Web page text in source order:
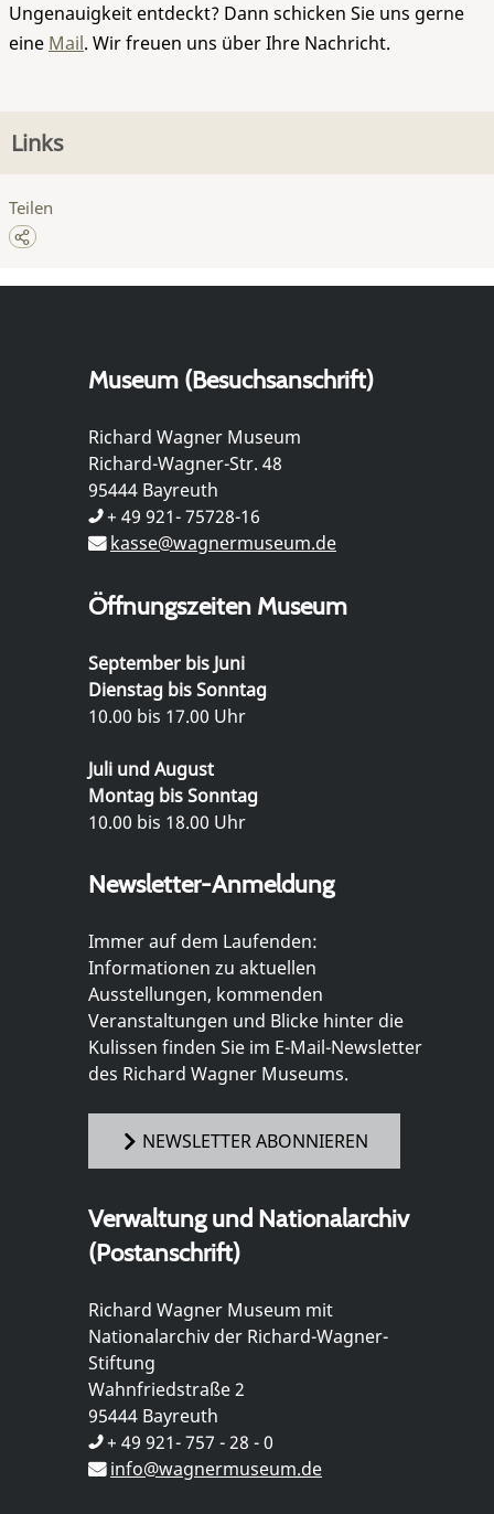
Ungenauigkeit entdeckt? Dann schicken Sie uns gerne
eine Mail. Wir freuen uns über Ihre Nachricht.
Links
Teilen
Museum (Besuchsanschrift)
Richard Wagner Museum
Richard-Wagner-Str. 48
95444 Bayreuth
+ 49 921- 75728-16
kasse@wagnermuseum.de
Öffnungszeiten Museum
September bis Juni
Dienstag bis Sonntag
10.00 bis 17.00 Uhr
Juli und August
Montag bis Sonntag
10.00 bis 18.00 Uhr
Newsletter-Anmeldung
Immer auf dem Laufenden:
Informationen zu aktuellen
Ausstellungen, kommenden
Veranstaltungen und Blicke hinter die
Kulissen finden Sie im E-Mail-Newsletter
des Richard Wagner Museums.
NEWSLETTER ABONNIEREN
Verwaltung und Nationalarchiv
(Postanschrift)
Richard Wagner Museum mit
Nationalarchiv der Richard-Wagner-
Stiftung
Wahnfriedstraße 2
95444 Bayreuth
+ 49 921- 757 - 28 - 0
info@wagnermuseum.de